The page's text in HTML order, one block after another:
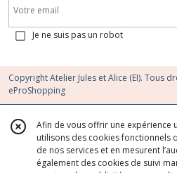
Je ne suis pas un robot
Copyright Atelier Jules et Alice (EI). Tous
eProShopping
Afin de vous offrir une expérience
utilisons des cookies fonctionnels
de nos services et en mesurent
également des cookies de suivi